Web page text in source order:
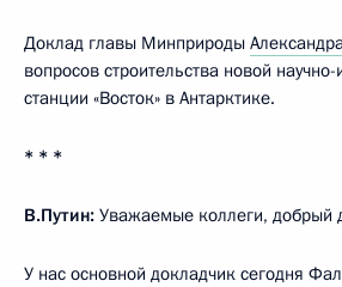
Доклад главы Минприроды
вопросов строительства новой
станции «Восток» в Антарктике.
* * *
В.Путин: Уважаемые коллеги, добрый
У нас основной докладчик сегодня